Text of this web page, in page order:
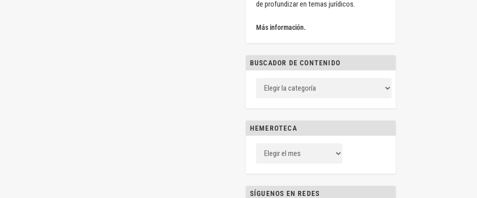
de profundizar en temas jurídicos.
Más información.
BUSCADOR DE CONTENIDO
HEMEROTECA
SÍGUENOS EN REDES